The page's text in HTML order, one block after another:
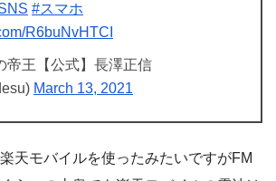
#スマホ
R6buNvHTCI
王【公式】長澤正信
March 13, 2021
天モバイルを使ったみたいですがFM